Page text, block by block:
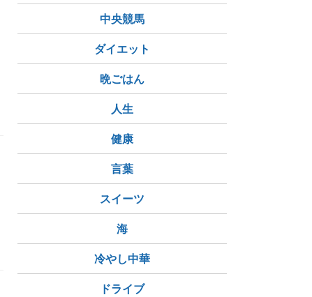
中央競馬
ダイエット
晩ごはん
人生
健康
言葉
スイーツ
海
冷やし中華
ドライブ